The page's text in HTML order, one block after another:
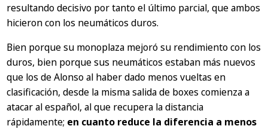
resultando decisivo por tanto el último parcial, que ambos
hicieron con los neumáticos duros.
Bien porque su monoplaza mejoró su rendimiento con los
duros, bien porque sus neumáticos estaban más nuevos
que los de Alonso al haber dado menos vueltas en
clasificación, desde la misma salida de boxes comienza a
atacar al español, al que recupera la distancia
rápidamente; en cuanto reduce la diferencia a menos